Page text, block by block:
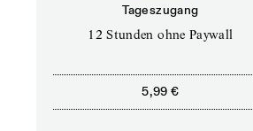
Tageszugang
12 Stunden ohne Paywall
5,99 €